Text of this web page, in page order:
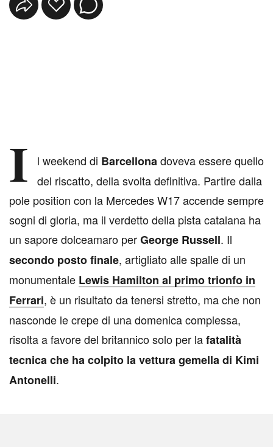
I l weekend di Barcellonadoveva essere quello
del riscatto, della svolta definitiva. Partire dalla
pole position con la Mercedes W17 accende sempre
sogni di gloria, ma il verdetto della pista catalana ha
un sapore dolceamaro perGeorge Russell. Il
secondo posto finale, artigliato alle spalle di un
monumentale Lewis Hamilton al primo trionfo in
Ferrari, è un risultato da tenersi stretto, ma che non
nasconde le crepe di una domenica complessa,
risolta a favore del britannico solo per lafatalità
tecnica che ha colpito la vettura gemella di Kimi
Antonelli.